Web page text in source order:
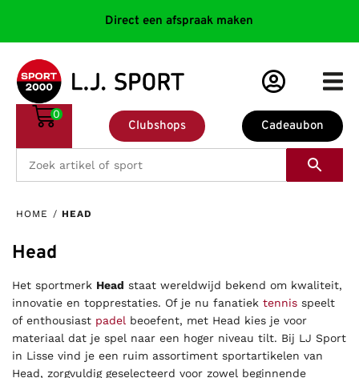
Direct een afspraak maken
Cadeaubon
Clubshops
0
HOME / HEAD
Head
Het sportmerk Head staat wereldwijd bekend om kwaliteit,
innovatie en topprestaties. Of je nu fanatiek tennis speelt
of enthousiast padel beoefent, met Head kies je voor
materiaal dat je spel naar een hoger niveau tilt. Bij LJ Sport
in Lisse vind je een ruim assortiment sportartikelen van
Head, zorgvuldig geselecteerd voor zowel beginnende